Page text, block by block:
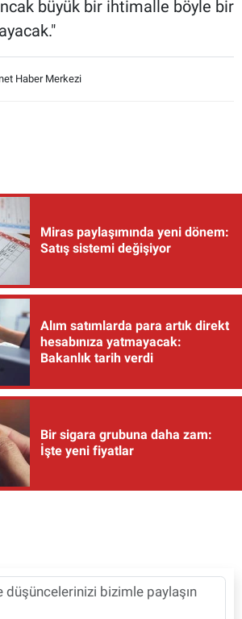
büyük bir ihtimalle böyle bir
Haber Merkezi
Miras paylaşımında yeni dönem:
Satış sistemi değişiyor
Alım satımlarda para artık direkt
hesabınıza yatmayacak:
Bakanlık tarih verdi
Bir sigara grubuna daha zam:
İşte yeni fiyatlar